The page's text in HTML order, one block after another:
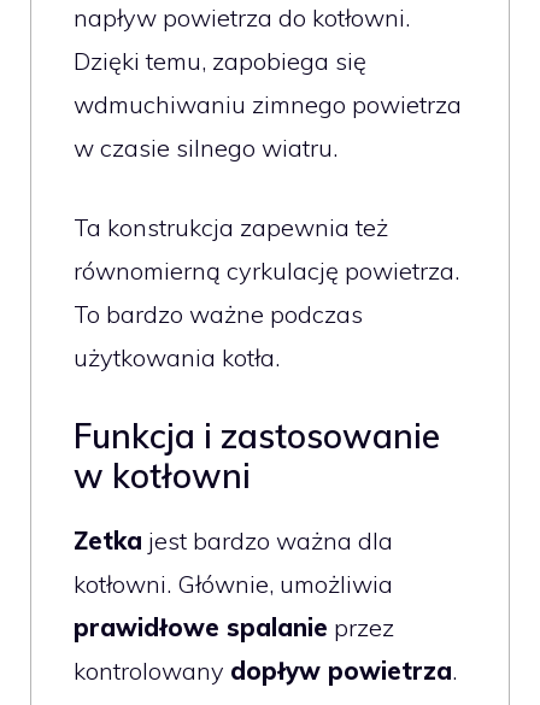
napływ powietrza do kotłowni.
Dzięki temu, zapobiega się
wdmuchiwaniu zimnego powietrza
w czasie silnego wiatru.
Ta konstrukcja zapewnia też
równomierną cyrkulację powietrza.
To bardzo ważne podczas
użytkowania kotła.
Funkcja i zastosowanie
w kotłowni
Zetka jest bardzo ważna dla
kotłowni. Głównie, umożliwia
prawidłowe spalanie przez
kontrolowany dopływ powietrza.